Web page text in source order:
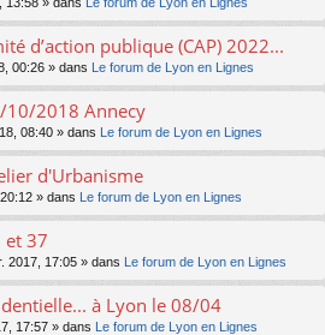
d’action publique (CAP) 2022...
00:26 » dans Le forum de Lyon en Lignes
10/2018 Annecy
08:40 » dans Le forum de Lyon en Lignes
d'Urbanisme
» dans Le forum de Lyon en Lignes
et 37
2017, 17:05 » dans Le forum de Lyon en Lignes
à Lyon le 08/04
17:57 » dans Le forum de Lyon en Lignes